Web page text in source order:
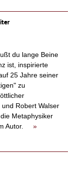
du lange Beine
ist, inspirierte
25 Jahre seiner
zu
Robert Walser
Metaphysiker
Autor. »